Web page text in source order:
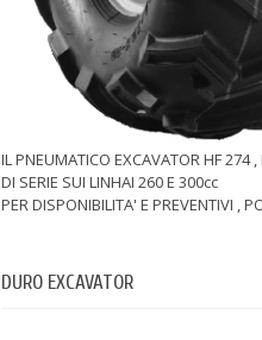
IL PNEUMATICO EXCAVATOR HF 274
DI SERIE SUI LINHAI 260 E 300cc
PER DISPONIBILITA' E PREVENTIVI ,
DURO EXCAVATOR